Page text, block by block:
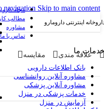
navigation Skip to main content
اینترنتی دارومارو
مجله
مطالب
مشاوره
تماس با ما
علاقه مندی مقایسه ما
بانک اطلاعات دارویی
مشاوره آنلاین روانشناسی
مشاوره آنلاین پزشکی
خدمات پزشکی در منزل
آزمایش در منزل